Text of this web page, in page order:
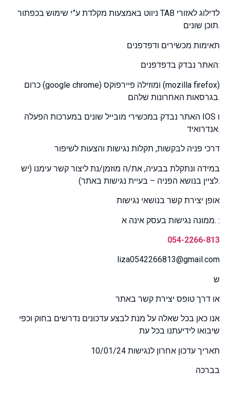
ניווט באמצעות מקלדת ע”י שימוש בכפתור TAB לדילוג לאזורי
תוכן שונים.
תאימות מכשירים ודפדפנים
האתר נבדק בדפדפנים:
כרום (google chrome) ומוזילה פיירפוקס (mozilla firefox)
בגרסאות האחרונות שלהם.
האתר נבדק במכשירי מובייל שונים במערכות הפעלה IOS ו
אנדרואיד.
דרכי פניה לבקשות, תקלות נגישות והצעות לשיפור
במידה ונתקלת בבעיה, את/ה מוזמן/נת ליצור קשר עימנו (יש
לציין בנושא הפניה – בעיית נגישות באתר).
אופן יצירת קשר בנושאי נגישות
ממונה נגישות בעסק אינה א. :
054-2266-813
liza0542266813@gmail.com
ש
או דרך טופס יצירת קשר באתר
אנו כאן בכל שאלה על מנת לבצע עדכונים נדרשים בחוק וכפי
שיבואו לידיעתנו בכל עת
תאריך עדכון אחרון לנגישות 10/01/24
בברכה